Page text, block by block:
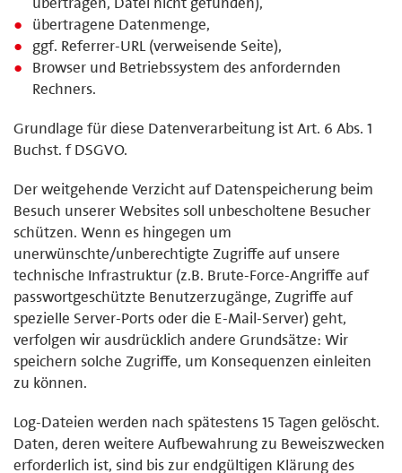
übertragene Datenmenge,
ggf. Referrer-URL (verweisende Seite),
Browser und Betriebssystem des anfordernden
Rechners.
Grundlage für diese Datenverarbeitung ist Art. 6 Abs. 1
Buchst. f DSGVO.
Der weitgehende Verzicht auf Datenspeicherung beim
Besuch unserer Websites soll unbescholtene Besucher
schützen. Wenn es hingegen um
unerwünschte/unberechtigte Zugriffe auf unsere
technische Infrastruktur (z.B. Brute-Force-Angriffe auf
passwortgeschützte Benutzerzugänge, Zugriffe auf
spezielle Server-Ports oder die E-Mail-Server) geht,
verfolgen wir ausdrücklich andere Grundsätze: Wir
speichern solche Zugriffe, um Konsequenzen einleiten
zu können.
Log-Dateien werden nach spätestens 15 Tagen gelöscht.
Daten, deren weitere Aufbewahrung zu Beweiszwecken
erforderlich ist, sind bis zur endgültigen Klärung des